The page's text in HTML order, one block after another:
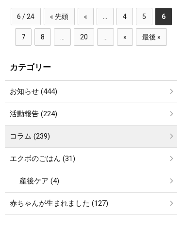
6 / 24 « 先頭 « 4 5 6
7 8 20 » 最後 »
カテゴリー
お知らせ (444)
活動報告 (224)
コラム (239)
エクボのごはん (31)
産後ケア (4)
赤ちゃんが生まれました (127)